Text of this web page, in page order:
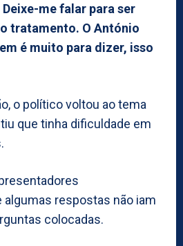
me falar para ser
tratamento. O António
é muito para dizer, isso
o político voltou ao tema
que tinha dificuldade em
respostas não iam
colocadas.